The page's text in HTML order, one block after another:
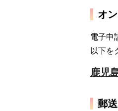
オ
電子申
以下を
鹿児
郵